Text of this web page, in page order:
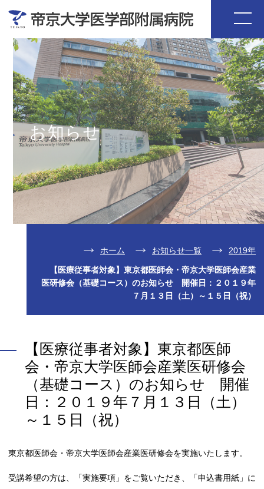
お知らせ
ホーム お知らせ一覧 2019年
【医療従事者対象】東京都医師会・帝京大学医師会産業
医研修会（基礎コース）のお知らせ 開催日：２０１９年
７月１３日（土）～１５日（祝）
【医療従事者対象】東京都医師
会・帝京大学医師会産業医研修会
（基礎コース）のお知らせ 開催
日：２０１９年７月１３日（土）
～１５日（祝）
東京都医師会・帝京大学医師会産業医研修会を実施いたします。
受講希望の方は、「実施要項」をご覧いただき、「申込書用紙」に